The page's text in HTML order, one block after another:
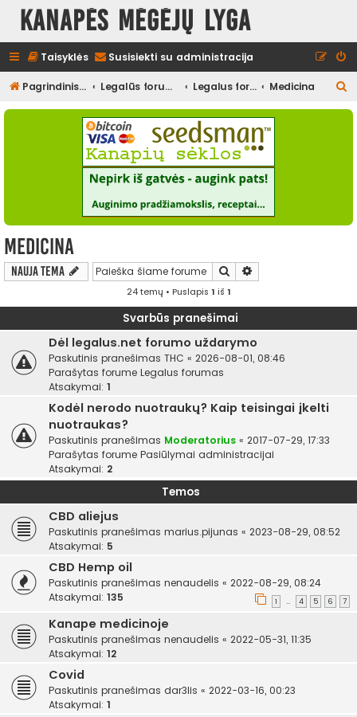
Kanapės mėgėjų lyga
Taisyklės Susisiekti su administracija
Pagrindinis diskusijų puslapis Legalūs forumai Legalus forumas Medicina
e
Medicina
Nauja tema Ieškoti
24 temų • Puslapis 1 iš 1
Svarbūs pranešimai
Dėl legalus.net forumo uždarymo
Paskutinis pranešimas THC « 2026-08-01, 08:46
Parašytas forume Legalus forumas
Atsakymai: 1
Kodėl nerodo nuotraukų? Kaip teisingai įkelti
nuotraukas?
Paskutinis pranešimas Moderatorius « 2017-07-29, 17:33
Parašytas forume Pasiūlymai administracijai
Atsakymai: 2
Temos
CBD aliejus
Paskutinis pranešimas marius.pijunas « 2023-08-29, 08:52
Atsakymai: 5
CBD Hemp oil
Paskutinis pranešimas nenaudelis « 2022-08-29, 08:24
Atsakymai: 135 1 … 4 5 6 7
Kanape medicinoje
Paskutinis pranešimas nenaudelis « 2022-05-31, 11:35
Atsakymai: 12
Covid
Paskutinis pranešimas dar3lis « 2022-03-16, 00:23
Atsakymai: 1